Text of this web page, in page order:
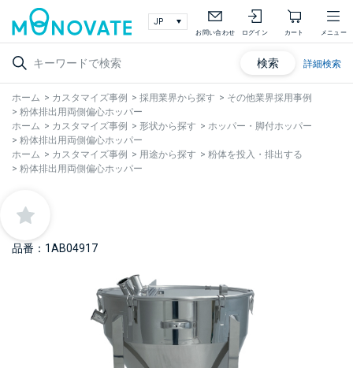
お問い合わせ ログイン カート メニュー
検索 詳細検索
ホーム > カスタマイズ事例 > 採用業界から探す > その他業界採用事例
> 粉体排出用両側偏心ホッパー
ホーム > カスタマイズ事例 > 形状から探す > ホッパー・脚付ホッパー
> 粉体排出用両側偏心ホッパー
ホーム > カスタマイズ事例 > 用途から探す > 粉体を投入・排出する
> 粉体排出用両側偏心ホッパー
品番：1AB04917